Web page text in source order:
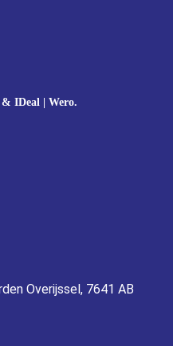
IDeal | Wero.
Overijssel, 7641 AB